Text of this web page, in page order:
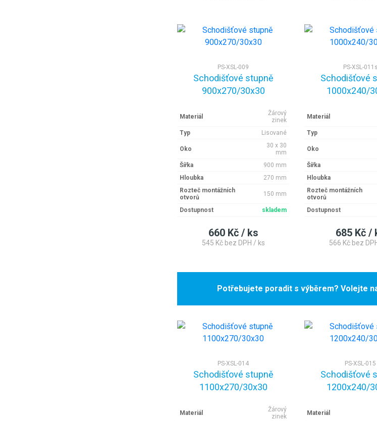
PS-XSL-009
Schodišťové stupně
900x270/30x30
Materiál
Žárový
zinek
Typ
Lisované
Oko
30 x 30
mm
Šířka
900 mm
Hloubka
270 mm
Rozteč montážních
otvorů
150 mm
Dostupnost skladem
660 Kč / ks
545 Kč bez DPH / ks
PS-XSL-011s
Schodišťové
1000x240/
Materiál
Typ
Oko
Šířka
Hloubka
Rozteč montážních
otvorů
Dostupnost
685 Kč /
566 Kč bez
Potřebujete poradit s výběrem? Volejte
PS-XSL-014
Schodišťové stupně
1100x270/30x30
Materiál
Žárový
zinek
PS-XSL-015
Schodišťové
1200x240/
Materiál